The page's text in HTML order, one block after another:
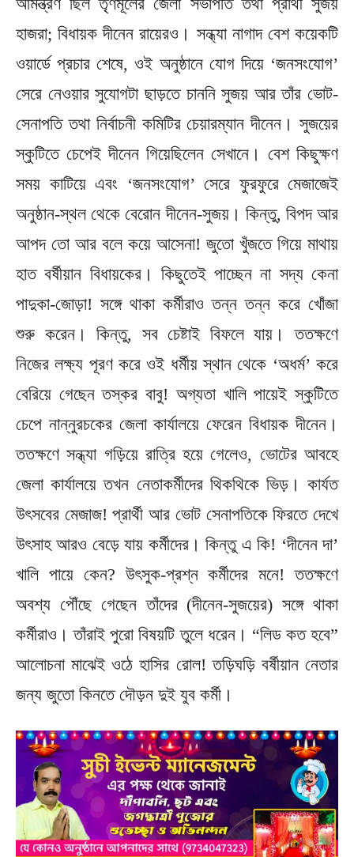
হাজরা; বিধায়ক দীনেন রায়েরও। সন্ধ্যা নাগাদ বেশ কয়েকটি
ওয়ার্ডে প্রচার শেষে, ওই অনুষ্ঠানে যোগ দিয়ে ‘জনসংযোগ’
সেরে নেওয়ার সুযোগটা ছাড়তে চাননি সুজয় আর তাঁর ভোট-
সেনাপতি তথা নির্বাচনী কমিটির চেয়ারম্যান দীনেন। সুজয়ের
স্কুটিতে চেপেই দীনেন গিয়েছিলেন সেখানে। বেশ কিছুক্ষণ
সময় কাটিয়ে এবং ‘জনসংযোগ’ সেরে ফুরফুরে মেজাজেই
অনুষ্ঠান-স্থল থেকে বেরোন দীনেন-সুজয়। কিন্তু, বিপদ আর
আপদ তো আর বলে কয়ে আসেনা! জুতো খুঁজতে গিয়ে মাথায়
হাত বর্ষীয়ান বিধায়কের। কিছুতেই পাচ্ছেন না সদ্য কেনা
পাদুকা-জোড়া! সঙ্গে থাকা কর্মীরাও তন্ন তন্ন করে খোঁজা
শুরু করেন। কিন্তু, সব চেষ্টাই বিফলে যায়। ততক্ষণে
নিজের লক্ষ্য পূরণ করে ওই ধর্মীয় স্থান থেকে ‘অধর্ম’ করে
বেরিয়ে গেছেন তস্কর বাবু! অগ্যতা খালি পায়েই স্কুটিতে
চেপে নান্নুরচকের জেলা কার্যালয়ে ফেরেন বিধায়ক দীনেন।
ততক্ষণে সন্ধ্যা গড়িয়ে রাত্রি হয়ে গেলেও, ভোটের আবহে
জেলা কার্যালয়ে তখন নেতাকর্মীদের থিকথিকে ভিড়। কার্যত
উৎসবের মেজাজ! প্রার্থী আর ভোট সেনাপতিকে ফিরতে দেখে
উৎসাহ আরও বেড়ে যায় কর্মীদের। কিন্তু এ কি! ‘দীনেন দা’
খালি পায়ে কেন? উৎসুক-প্রশ্ন কর্মীদের মনে! ততক্ষণে
অবশ্য পৌঁছে গেছেন তাঁদের (দীনেন-সুজয়ের) সঙ্গে থাকা
কর্মীরাও। তাঁরাই পুরো বিষয়টি তুলে ধরেন। “লিড কত হবে”
আলোচনা মাঝেই ওঠে হাসির রোল! তড়িঘড়ি বর্ষীয়ান নেতার
জন্য জুতো কিনতে দৌড়ন দুই যুব কর্মী।